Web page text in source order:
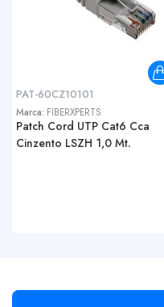
PAT-60CZ10101
Marca: FIBERXPERTS
Patch Cord UTP Cat6 Cca
Cinzento LSZH 1,0 Mt.